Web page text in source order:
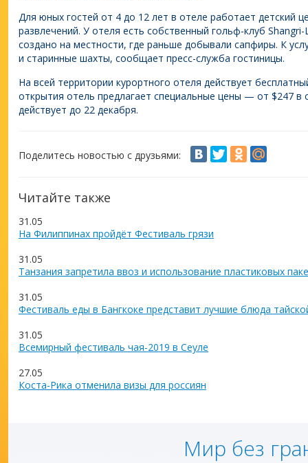
Для юных гостей от 4 до 12 лет в отеле работает детский
развлечений. У отеля есть собственный гольф-клуб
создано на местности, где раньше добывали сапфиры. К
и старинные шахты, сообщает пресс-служба гостиницы.
На всей территории курортного отеля действует
открытия отель предлагает специальные цены — от $247 в
действует до 22 декабря.
Поделитесь новостью с друзьями:
Читайте также
31.05
На Филиппинах пройдёт Фестиваль грязи
31.05
Танзания запретила ввоз и использование пластиковых
31.05
Фестиваль еды в Бангкоке представит лучшие блюда
31.05
Всемирный фестиваль чая-2019 в Сеуле
27.05
Коста-Рика отменила визы для россиян
Мир без